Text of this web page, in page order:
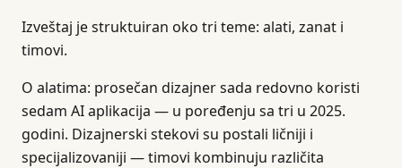
Izveštaj je struktuiran oko tri teme: alati, zanat i
timovi.
O alatima: prosečan dizajner sada redovno koristi
sedam AI aplikacija — u poređenju sa tri u 2025.
godini. Dizajnerski stekovi su postali ličniji i
specijalizovaniji — timovi kombinuju različita